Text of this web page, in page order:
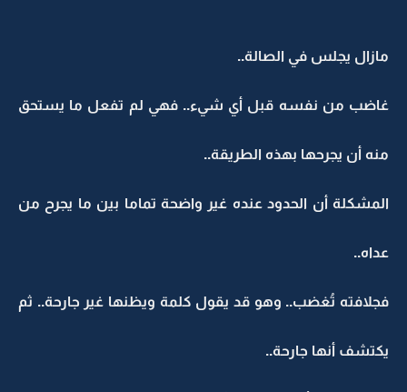
مازال يجلس في الصالة..
غاضب من نفسه قبل أي شيء.. فهي لم تفعل ما يستحق
منه أن يجرحها بهذه الطريقة..
المشكلة أن الحدود عنده غير واضحة تماما بين ما يجرح من
عداه..
فجلافته تُغضب.. وهو قد يقول كلمة ويظنها غير جارحة.. ثم
يكتشف أنها جارحة..